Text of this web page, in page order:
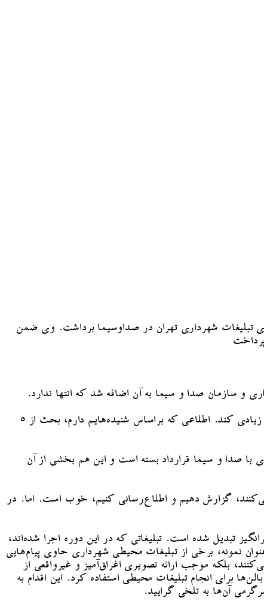
تبلیغات شهرداری تهران در صداوسیما برداشت. وی ضمن
به اعتقاد من، به استناد آن تبصره و استفاده از ظرفیتی که آن تبصره دارد، شهرداری می‌تواند از طریق صدا و سیما اطلاع‌رسانی بسیار زیادی کند. اطلاعی که براساس شنیده‌هایم دارم، بحث از ۵
برای تمام تبلیغاتی است که شهرداری با صدا و سیما قرارداد بسته است و این هم بخشی از آن
گزارش دهیم و اطلاع‌رسانی کنیم، خوب است. اما. در
تبدیل شده است. تبلیغاتی که در این دوره اجرا شده‌اند،
نمونه، برخی از تبلیغات محیطی شهرداری حاوی پیام‌هایی
بلکه موجب ارائه تصویری اغراق‌آمیز و غیرواقعی از
در مهرماه سال ۱۴۰۲ رخ داد؛ زمانی که شهرداری از بالن‌ها برای انجام تبلیغات محیطی استفاده کرد. این اقدام به